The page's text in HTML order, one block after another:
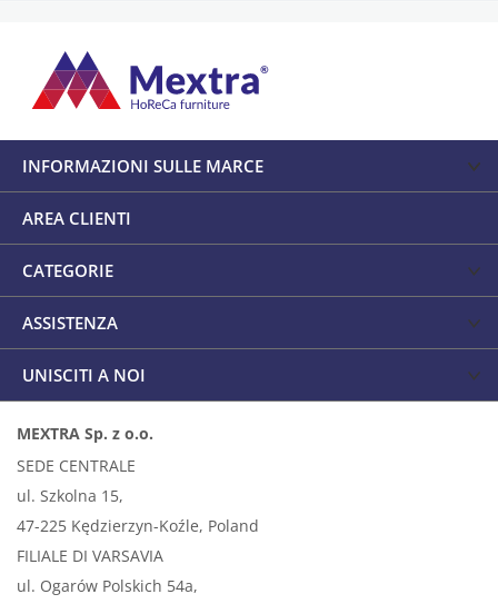
INFORMAZIONI SULLE MARCE
AREA CLIENTI
CATEGORIE
ASSISTENZA
UNISCITI A NOI
MEXTRA Sp. z o.o.
SEDE CENTRALE
ul. Szkolna 15,
47-225 Kędzierzyn-Koźle, Poland
FILIALE DI VARSAVIA
ul. Ogarów Polskich 54a,